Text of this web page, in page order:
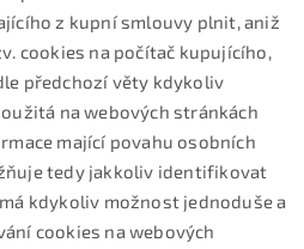
z kupní smlouvy plnit, aniž
cookies na počítač kupujícího,
předchozí věty kdykoliv
na webových stránkách
mající povahu osobních
tedy jakkoliv identifikovat
kdykoliv možnost jednoduše a
cookies na webových